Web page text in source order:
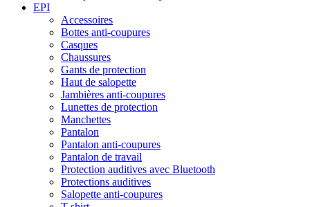
EPI
Accessoires
Bottes anti-coupures
Casques
Chaussures
Gants de protection
Haut de salopette
Jambières anti-coupures
Lunettes de protection
Manchettes
Pantalon
Pantalon anti-coupures
Pantalon de travail
Protection auditives avec Bluetooth
Protections auditives
Salopette anti-coupures